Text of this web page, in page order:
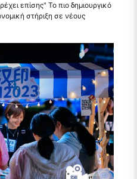
επίσης" Το πιο δημιουργικό
στήριξη σε νέους